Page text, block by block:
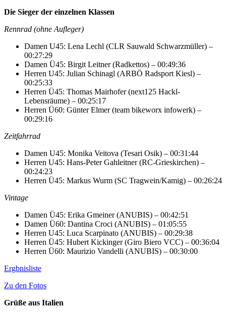
Die Sieger der einzelnen Klassen
Rennrad (ohne Aufleger)
Damen U45: Lena Lechl (CLR Sauwald Schwarzmüller) –
00:27:29
Damen Ü45: Birgit Leitner (Radkettos) – 00:49:36
Herren U45: Julian Schinagl (ARBÖ Radsport Kiesl) –
00:25:33
Herren Ü45: Thomas Mairhofer (next125 Hackl-
Lebensräume) – 00:25:17
Herren Ü60: Günter Elmer (team bikeworx infowerk) –
00:29:16
Zeitfahrrad
Damen U45: Monika Veitova (Tesari Osik) – 00:31:44
Herren U45: Hans-Peter Gahleitner (RC-Grieskirchen) –
00:24:23
Herren Ü45: Markus Wurm (SC Tragwein/Kamig) – 00:26:24
Vintage
Damen Ü45: Erika Gmeiner (ANUBIS) – 00:42:51
Damen Ü60: Dantina Croci (ANUBIS) – 01:05:55
Herren U45: Luca Scarpinato (ANUBIS) – 00:29:38
Herren Ü45: Hubert Kickinger (Giro Biero VCC) – 00:36:04
Herren Ü60: Maurizio Vandelli (ANUBIS) – 00:30:00
Ergbnisliste
Zu den Fotos
Grüße aus Italien